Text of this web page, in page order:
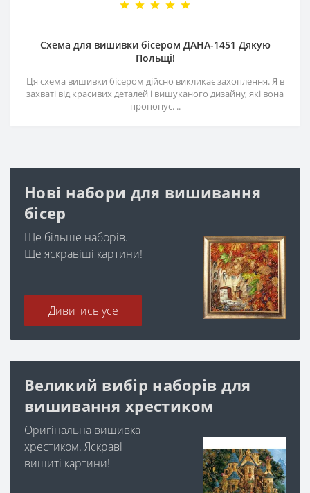
Схема для вишивки бісером ДАНА-1451 Дякую
Польщі!
Ця схема вишивки бісером дійсно викликає захоплення. Я в
захваті від красивих деталей і вишуканого дизайну, які вона
пропонує. ..
Нові набори для вишивання
бісер
Ще більше наборів.
Ще яскравіші картини!
Дивитись усе
Великий вибір наборів для
вишивання хрестиком
Оригінальна вишивка
хрестиком. Яскраві
вишиті картини!